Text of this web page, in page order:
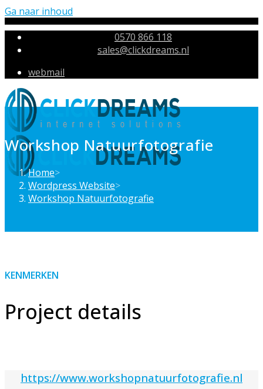
Ga naar inhoud
0570 866 118
sales@clickdreams.nl
webmail
Workshop Natuurfotografie
Home>
Wordpress Website>
Workshop Natuurfotografie
KENMERKEN
Project details
https://www.workshopnatuurfotografie.nl